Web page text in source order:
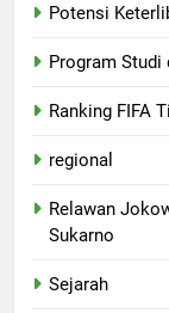
Potensi
Program Studi
Ranking FIFA
regional
Relawan
Sukarno
Sejarah